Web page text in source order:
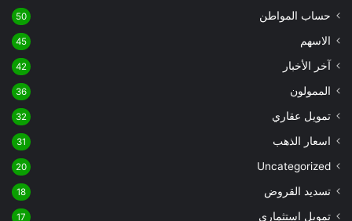
حساب المواطن 50
الاسهم 45
آخر الأخبار 42
الممولون 36
تمويل عقاري 32
اسعار الذهب 31
Uncategorized
20
تسديد القروض 18
تمويل استثماري 17